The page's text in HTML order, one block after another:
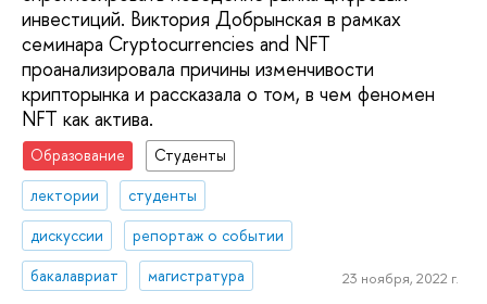
инвестиций. Виктория Добрынская в рамках
семинара Cryptocurrencies and NFT
проанализировала причины изменчивости
крипторынка и рассказала о том, в чем феномен
NFT как актива.
Образование
Студенты
лектории
студенты
дискуссии
репортаж о событии
бакалавриат
магистратура 23 ноября, 2022 г.